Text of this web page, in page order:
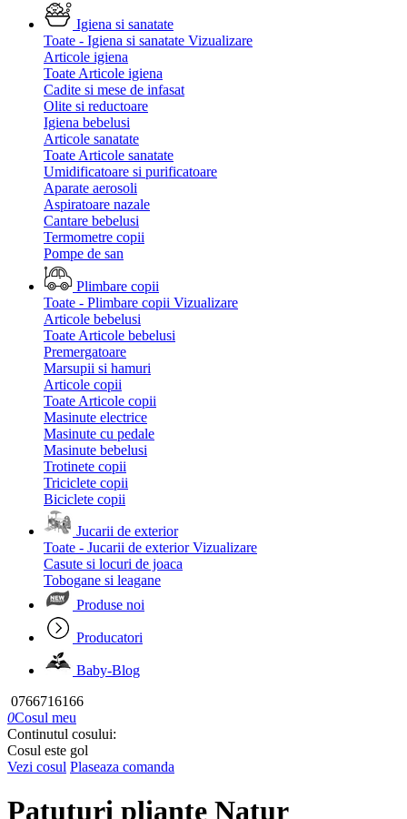
Igiena si sanatate
Toate - Igiena si sanatate Vizualizare
Articole igiena
Toate Articole igiena
Cadite si mese de infasat
Olite si reductoare
Igiena bebelusi
Articole sanatate
Toate Articole sanatate
Umidificatoare si purificatoare
Aparate aerosoli
Aspiratoare nazale
Cantare bebelusi
Termometre copii
Pompe de san
Plimbare copii
Toate - Plimbare copii Vizualizare
Articole bebelusi
Toate Articole bebelusi
Premergatoare
Marsupii si hamuri
Articole copii
Toate Articole copii
Masinute electrice
Masinute cu pedale
Masinute bebelusi
Trotinete copii
Triciclete copii
Biciclete copii
Jucarii de exterior
Toate - Jucarii de exterior Vizualizare
Casute si locuri de joaca
Tobogane si leagane
Produse noi
Producatori
Baby-Blog
0766716166
0Cosul meu
Continutul cosului:
Cosul este gol
Vezi cosul Plaseaza comanda
Patuturi pliante Natur